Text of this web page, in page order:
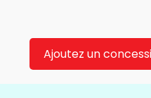
Ajoutez un